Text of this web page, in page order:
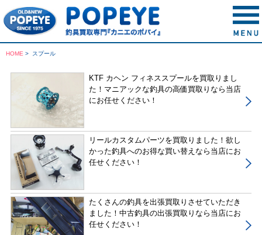
HOME > スプール
KTF カヘン フィネススプールを買取りまし
た！マニアックな釣具の高価買取りなら当店
にお任せください！
リールカスタムパーツを買取りました！欲し
かった釣具へのお得な買い替えなら当店にお
任せください！
たくさんの釣具を出張買取りさせていただき
ました！中古釣具の出張買取りなら当店にお
任せください！